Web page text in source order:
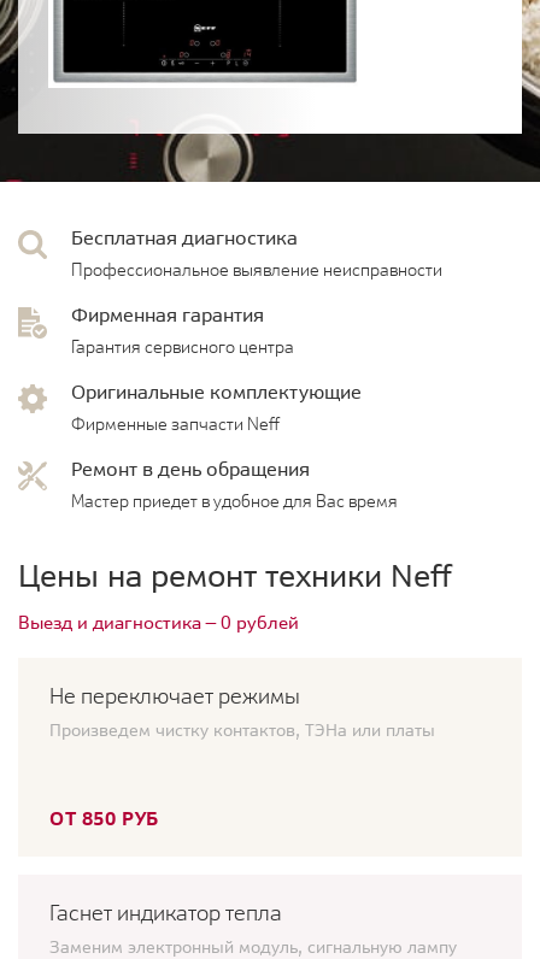
Бесплатная диагностика
Профессиональное выявление неисправности
Фирменная гарантия
Гарантия сервисного центра
Оригинальные комплектующие
Фирменные запчасти Neff
Ремонт в день обращения
Мастер приедет в удобное для Вас время
Цены на ремонт техники Neff
Выезд и диагностика — 0 рублей
Не переключает режимы
Произведем чистку контактов, ТЭНа или платы
ОТ 850 РУБ
Гаснет индикатор тепла
Заменим электронный модуль, сигнальную лампу